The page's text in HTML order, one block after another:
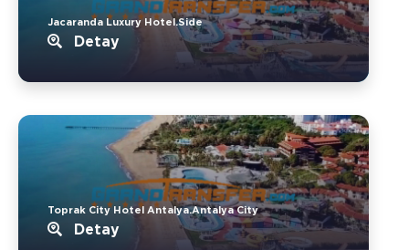
Jacaranda Luxury Hotel.Side
Detay
Toprak City Hotel Antalya.Antalya City
Detay